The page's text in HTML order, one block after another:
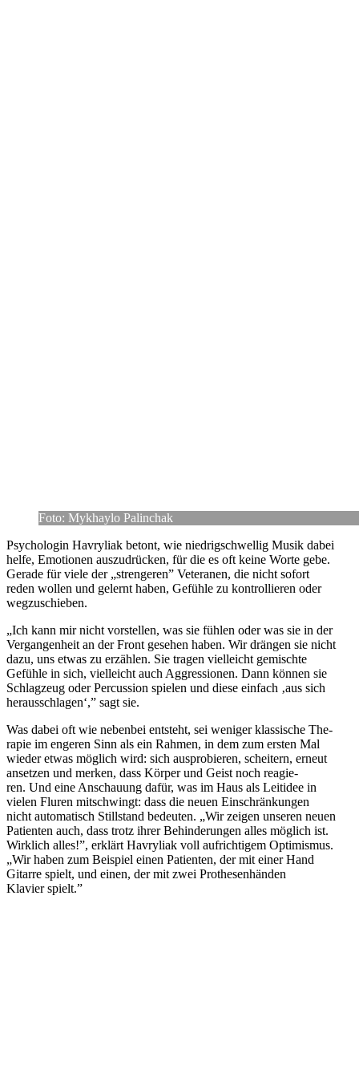
Foto: Mykhaylo Palinchak
Psy­cho­lo­gin Havry­liak betont, wie nied­rig­schwel­lig Musik dabei
helfe, Emo­tio­nen aus­zu­drü­cken, für die es oft keine Worte gebe.
Gerade für viele der „stren­ge­ren” Vete­ra­nen, die nicht sofort
reden wollen und gelernt haben, Gefühle zu kon­trol­lie­ren oder
wegzuschieben.
„Ich kann mir nicht vor­stel­len, was sie fühlen oder was sie in der
Ver­gan­gen­heit an der Front gesehen haben. Wir drängen sie nicht
dazu, uns etwas zu erzäh­len. Sie tragen viel­leicht gemischte
Gefühle in sich, viel­leicht auch Aggres­sio­nen. Dann können sie
Schlag­zeug oder Per­cus­sion spielen und diese einfach ‚aus sich
her­aus­schla­gen‘,” sagt sie.
Was dabei oft wie neben­bei ent­steht, sei weniger klas­si­sche The­
ra­pie im engeren Sinn als ein Rahmen, in dem zum ersten Mal
wieder etwas möglich wird: sich aus­pro­bie­ren, schei­tern, erneut
anset­zen und merken, dass Körper und Geist noch reagie­
ren. Und eine Anschau­ung dafür, was im Haus als Leit­idee in
vielen Fluren mit­schwingt: dass die neuen Ein­schrän­kun­gen
nicht auto­ma­tisch Still­stand bedeu­ten. „Wir zeigen unseren neuen
Pati­en­ten auch, dass trotz ihrer Behin­de­run­gen alles möglich ist.
Wirk­lich alles!”, erklärt Havry­liak voll auf­rich­ti­gem Opti­mis­mus.
„Wir haben zum Bei­spiel einen Pati­en­ten, der mit einer Hand
Gitarre spielt, und einen, der mit zwei Pro­the­sen­hän­den
Klavier spielt.”